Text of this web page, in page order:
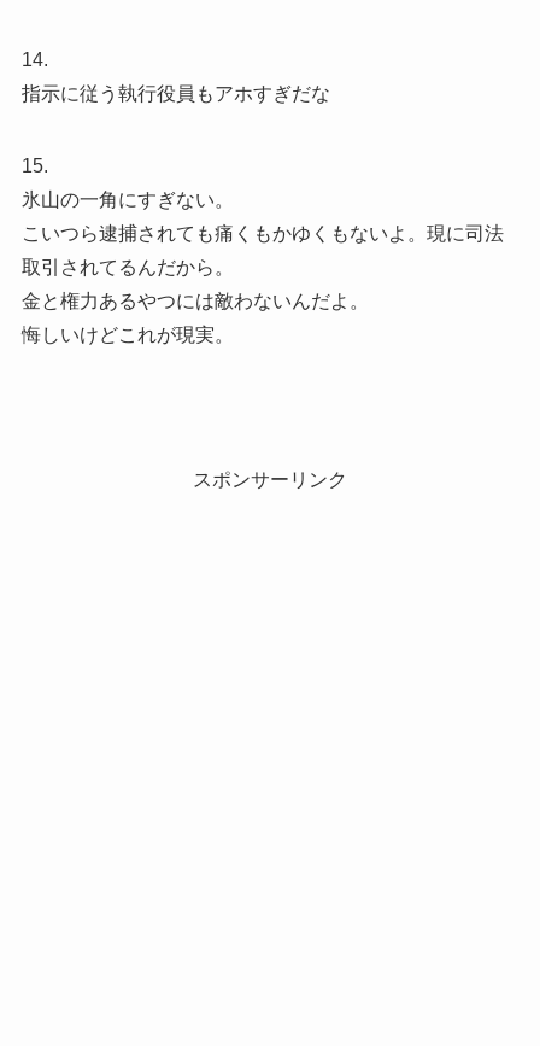
14.
指示に従う執行役員もアホすぎだな
15.
氷山の一角にすぎない。
こいつら逮捕されても痛くもかゆくもないよ。現に司法
取引されてるんだから。
金と権力あるやつには敵わないんだよ。
悔しいけどこれが現実。
スポンサーリンク